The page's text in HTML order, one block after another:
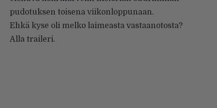
pudotuksen toisena viikonloppunaan.
Ehkä kyse oli melko laimeasta vastaanotosta?
Alla traileri.